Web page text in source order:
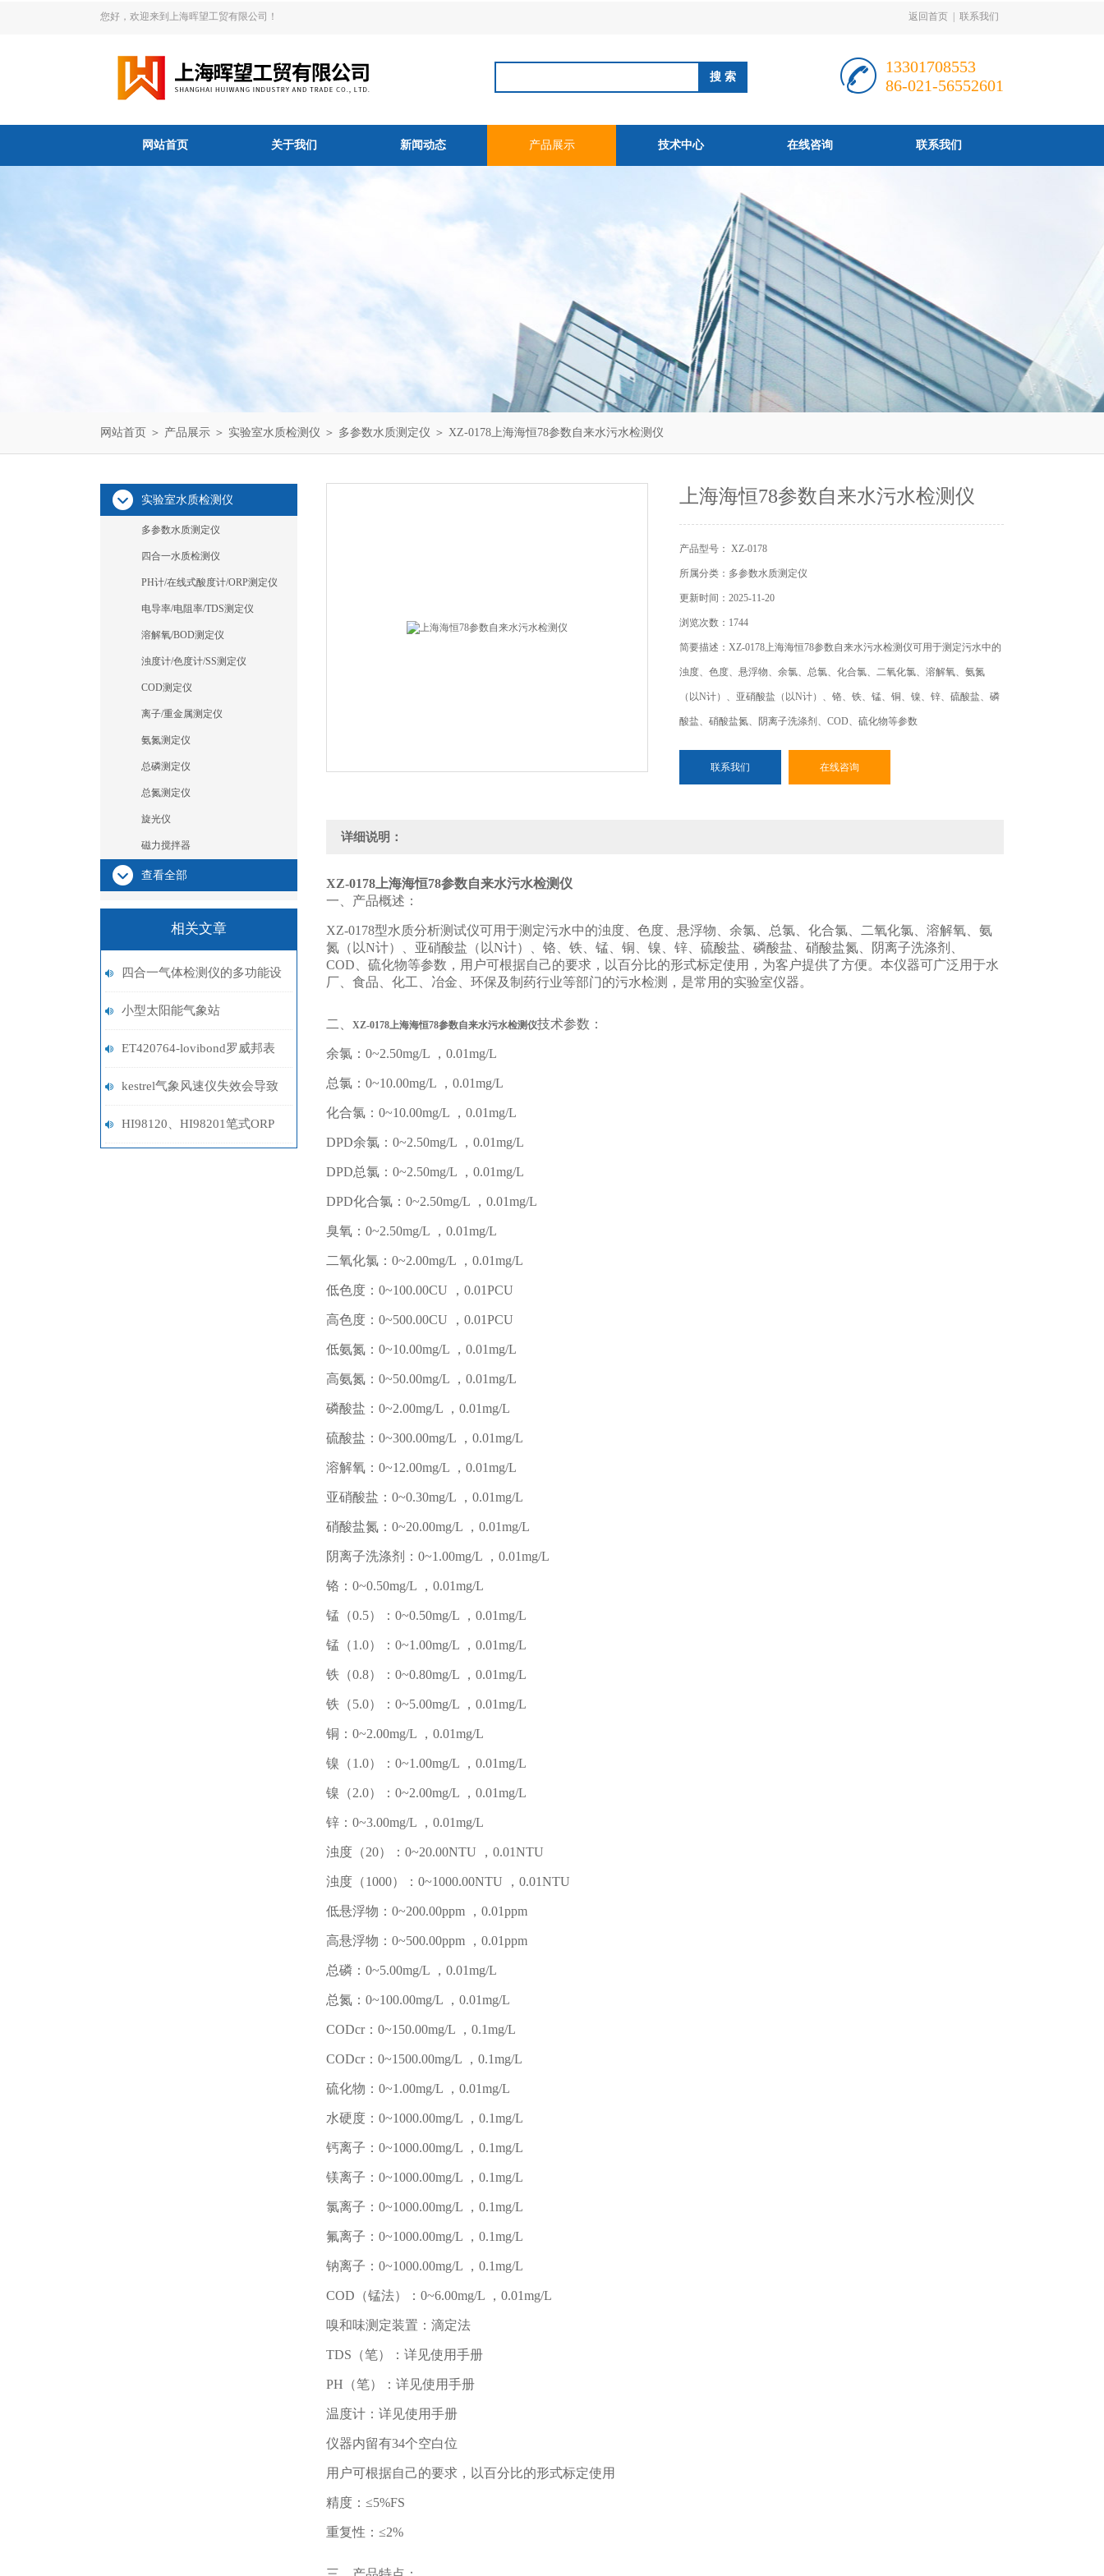
您好，欢迎来到上海晖望工贸有限公司！ 返回首页 联系我们
13301708553
86-021-56552601
网站首页 关于我们 新闻动态 产品展示 技术中心 在线咨询 联系我们
网站首页 ＞ 产品展示 ＞ 实验室水质检测仪 ＞ 多参数水质测定仪 ＞ XZ-0178上海海恒78参数自来水污水检测仪
实验室水质检测仪
多参数水质测定仪
四合一水质检测仪
PH计/在线式酸度计/ORP测定仪
电导率/电阻率/TDS测定仪
溶解氧/BOD测定仪
浊度计/色度计/SS测定仪
COD测定仪
离子/重金属测定仪
氨氮测定仪
总磷测定仪
总氮测定仪
旋光仪
磁力搅拌器
查看全部
相关文章
四合一气体检测仪的多功能设
计与使用优势
小型太阳能气象站
ET420764-lovibond罗威邦表
面活性剂试剂
kestrel气象风速仪失效会导致
事故，一定要注意
HI98120、HI98201笔式ORP
上海海恒78参数自来水污水检测仪
产品型号： XZ-0178
所属分类：多参数水质测定仪
更新时间：2025-11-20
浏览次数：1744
简要描述：XZ-0178上海海恒78参数自来水污水检测仪可用于测定污水中的
浊度、色度、悬浮物、余氯、总氯、化合氯、二氧化氯、溶解氧、氨氮
（以N计）、亚硝酸盐（以N计）、铬、铁、锰、铜、镍、锌、硫酸盐、磷
酸盐、硝酸盐氮、阴离子洗涤剂、COD、硫化物等参数
联系我们 在线咨询
详细说明：
XZ-0178 上海海恒78参数自来水污水检测仪
一、产品概述：
XZ-0178型水质分析测试仪可用于测定污水中的浊度、色度、悬浮物、余氯、总氯、化合氯、二氧化氯、溶解氧、氨
氮（以N计）、亚硝酸盐（以N计）、铬、铁、锰、铜、镍、锌、硫酸盐、磷酸盐、硝酸盐氮、阴离子洗涤剂、
COD、硫化物等参数，用户可根据自己的要求，以百分比的形式标定使用，为客户提供了方便。本仪器可广泛用于水
厂、食品、化工、冶金、环保及制药行业等部门的污水检测，是常用的实验室仪器。
二、 XZ-0178上海海恒78参数自来水污水检测仪技术参数：
余氯：0~2.50mg/L ，0.01mg/L
总氯：0~10.00mg/L ，0.01mg/L
化合氯：0~10.00mg/L ，0.01mg/L
DPD余氯：0~2.50mg/L ，0.01mg/L
DPD总氯：0~2.50mg/L ，0.01mg/L
DPD化合氯：0~2.50mg/L ，0.01mg/L
臭氧：0~2.50mg/L ，0.01mg/L
二氧化氯：0~2.00mg/L ，0.01mg/L
低色度：0~100.00CU ，0.01PCU
高色度：0~500.00CU ，0.01PCU
低氨氮：0~10.00mg/L ，0.01mg/L
高氨氮：0~50.00mg/L ，0.01mg/L
磷酸盐：0~2.00mg/L ，0.01mg/L
硫酸盐：0~300.00mg/L ，0.01mg/L
溶解氧：0~12.00mg/L ，0.01mg/L
亚硝酸盐：0~0.30mg/L ，0.01mg/L
硝酸盐氮：0~20.00mg/L ，0.01mg/L
阴离子洗涤剂：0~1.00mg/L ，0.01mg/L
铬：0~0.50mg/L ，0.01mg/L
锰（0.5）：0~0.50mg/L ，0.01mg/L
锰（1.0）：0~1.00mg/L ，0.01mg/L
铁（0.8）：0~0.80mg/L ，0.01mg/L
铁（5.0）：0~5.00mg/L ，0.01mg/L
铜：0~2.00mg/L ，0.01mg/L
镍（1.0）：0~1.00mg/L ，0.01mg/L
镍（2.0）：0~2.00mg/L ，0.01mg/L
锌：0~3.00mg/L ，0.01mg/L
浊度（20）：0~20.00NTU ，0.01NTU
浊度（1000）：0~1000.00NTU ，0.01NTU
低悬浮物：0~200.00ppm ，0.01ppm
高悬浮物：0~500.00ppm ，0.01ppm
总磷：0~5.00mg/L ，0.01mg/L
总氮：0~100.00mg/L ，0.01mg/L
CODcr：0~150.00mg/L ，0.1mg/L
CODcr：0~1500.00mg/L ，0.1mg/L
硫化物：0~1.00mg/L ，0.01mg/L
水硬度：0~1000.00mg/L ，0.1mg/L
钙离子：0~1000.00mg/L ，0.1mg/L
镁离子：0~1000.00mg/L ，0.1mg/L
氯离子：0~1000.00mg/L ，0.1mg/L
氟离子：0~1000.00mg/L ，0.1mg/L
钠离子：0~1000.00mg/L ，0.1mg/L
COD（锰法）：0~6.00mg/L ，0.01mg/L
嗅和味测定装置：滴定法
TDS（笔）：详见使用手册
PH（笔）：详见使用手册
温度计：详见使用手册
仪器内留有34个空白位
用户可根据自己的要求，以百分比的形式标定使用
精度：≤5%FS
重复性：≤2%